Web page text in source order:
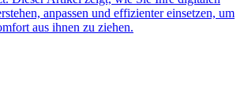
anpassen und effizienter einsetzen, um
aus ihnen zu ziehen.